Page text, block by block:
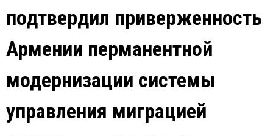
подтвердил приверженность
Армении перманентной
модернизации системы
управления миграцией